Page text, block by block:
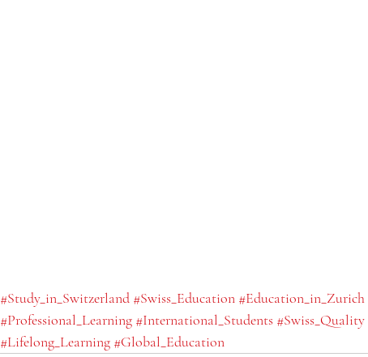
#Study_in_Switzerland #Swiss_Education #Education_in_Zurich
#Professional_Learning #International_Students #Swiss_Quality
#Lifelong_Learning #Global_Education